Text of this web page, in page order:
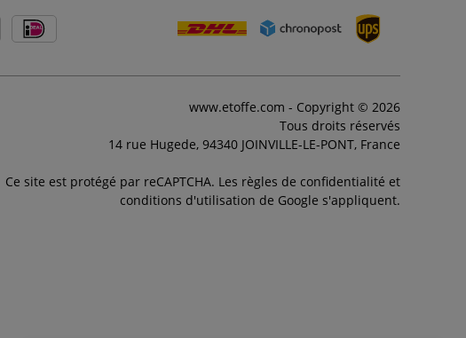
www.etoffe.com - Copyright © 2026
Tous droits réservés
14 rue Hugede, 94340 JOINVILLE-LE-PONT, France
Ce site est protégé par reCAPTCHA. Les règles de confidentialité et
conditions d'utilisation de Google s'appliquent.